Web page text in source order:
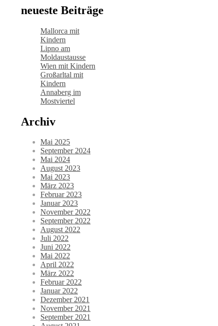
neueste Beiträge
Mallorca mit
Kindern
Lipno am
Moldaustausse
Wien mit Kindern
Großarltal mit
Kindern
Annaberg im
Mostviertel
Archiv
Mai 2025
September 2024
Mai 2024
August 2023
Mai 2023
März 2023
Februar 2023
Januar 2023
November 2022
September 2022
August 2022
Juli 2022
Juni 2022
Mai 2022
April 2022
März 2022
Februar 2022
Januar 2022
Dezember 2021
November 2021
September 2021